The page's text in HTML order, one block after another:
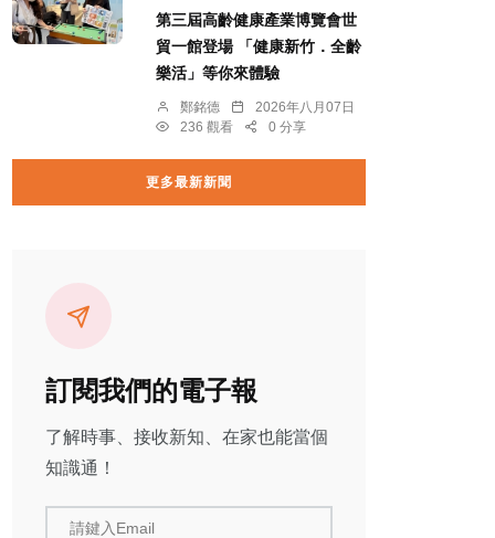
第三屆高齡健康產業博覽會世
貿一館登場 「健康新竹．全齡
樂活」等你來體驗
鄭銘德
2026年八月07日
236 觀看
0 分享
更多最新新聞
訂閱我們的電子報
了解時事、接收新知、在家也能當個
知識通！
請鍵入Email